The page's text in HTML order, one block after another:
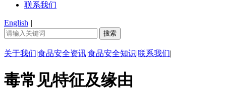
联系我们
English |
关于我们|食品安全资讯|食品安全知识|联系我们|
毒常见特征及缘由